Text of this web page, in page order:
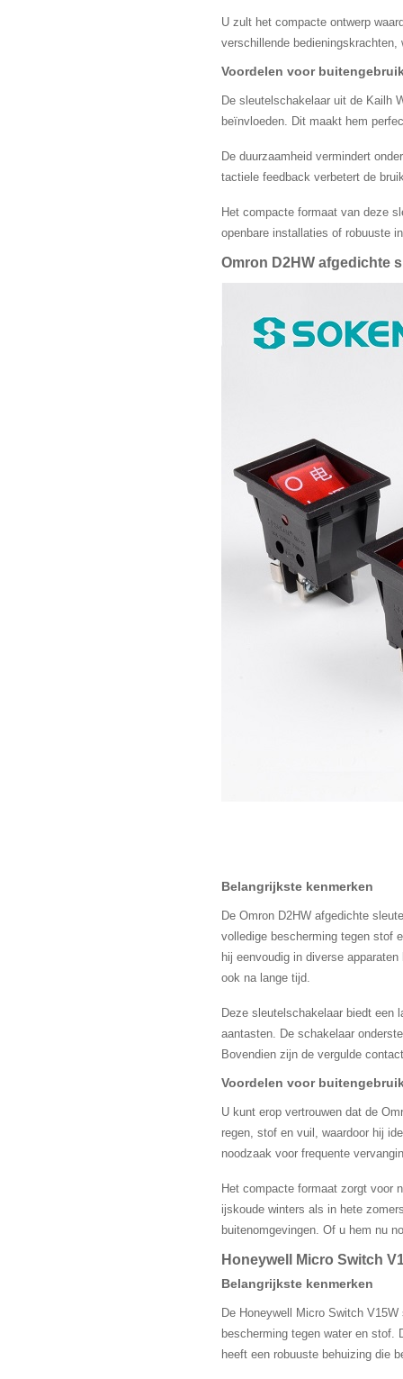
U zult het compacte ontwerp
verschillende
Voordelen voor
De sleutelschakelaar uit de Kailh
beïnvloeden. Dit maakt hem
De duurzaamheid vermindert
tactiele feedback verbetert de
Het compacte formaat van deze
openbare installaties of robuuste
Omron D2HW afgedichte
Belangrijkste kenmerken
De Omron D2HW afgedichte
volledige bescherming tegen stof
hij eenvoudig in diverse
ook na lange tijd.
Deze sleutelschakelaar biedt een
aantasten. De schakelaar
Bovendien zijn de vergulde
Voordelen voor
U kunt erop vertrouwen dat de
regen, stof en vuil, waardoor hij
noodzaak voor frequente
Het compacte formaat zorgt voor
ijskoude winters als in hete
buitenomgevingen. Of u hem nu
Honeywell Micro Switch
Belangrijkste kenmerken
De Honeywell Micro Switch
bescherming tegen water en stof.
heeft een robuuste behuizing die